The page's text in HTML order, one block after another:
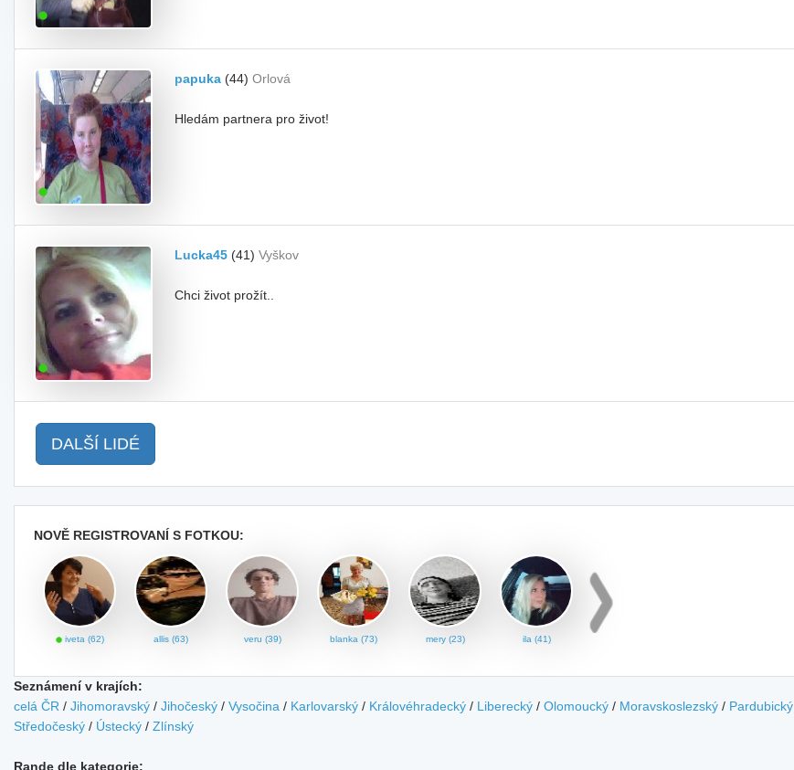
papuka (44) Orlová
Hledám partnera pro život!
Lucka45 (41) Vyškov
Chci život prožít..
DALŠÍ LIDÉ
NOVĚ REGISTROVANÍ S FOTKOU:
iveta (62) allis (63) veru (39) blanka (73) mery (23) ila (41)
Seznámení v krajích:
celá ČR / Jihomoravský / Jihočeský / Vysočina / Karlovarský / Královéhradecký / Liberecký / Olomoucký / Moravskoslezský / Pardubický
Středočeský / Ústecký / Zlínský
Rande dle kategorie: